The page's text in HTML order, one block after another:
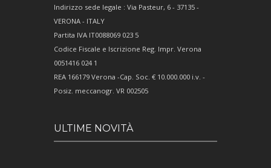
Indirizzo sede legale : Via Pasteur, 6 - 37135 -
VERONA - ITALY
Partita IVA IT0088069 023 5
Codice Fiscale e Iscrizione Reg. Impr. Verona
0051416 024 1
REA 166179 Verona -Cap. Soc. € 10.000.000 i.v. -
Posiz. meccanogr. VR 002505
ULTIME NOVITÀ